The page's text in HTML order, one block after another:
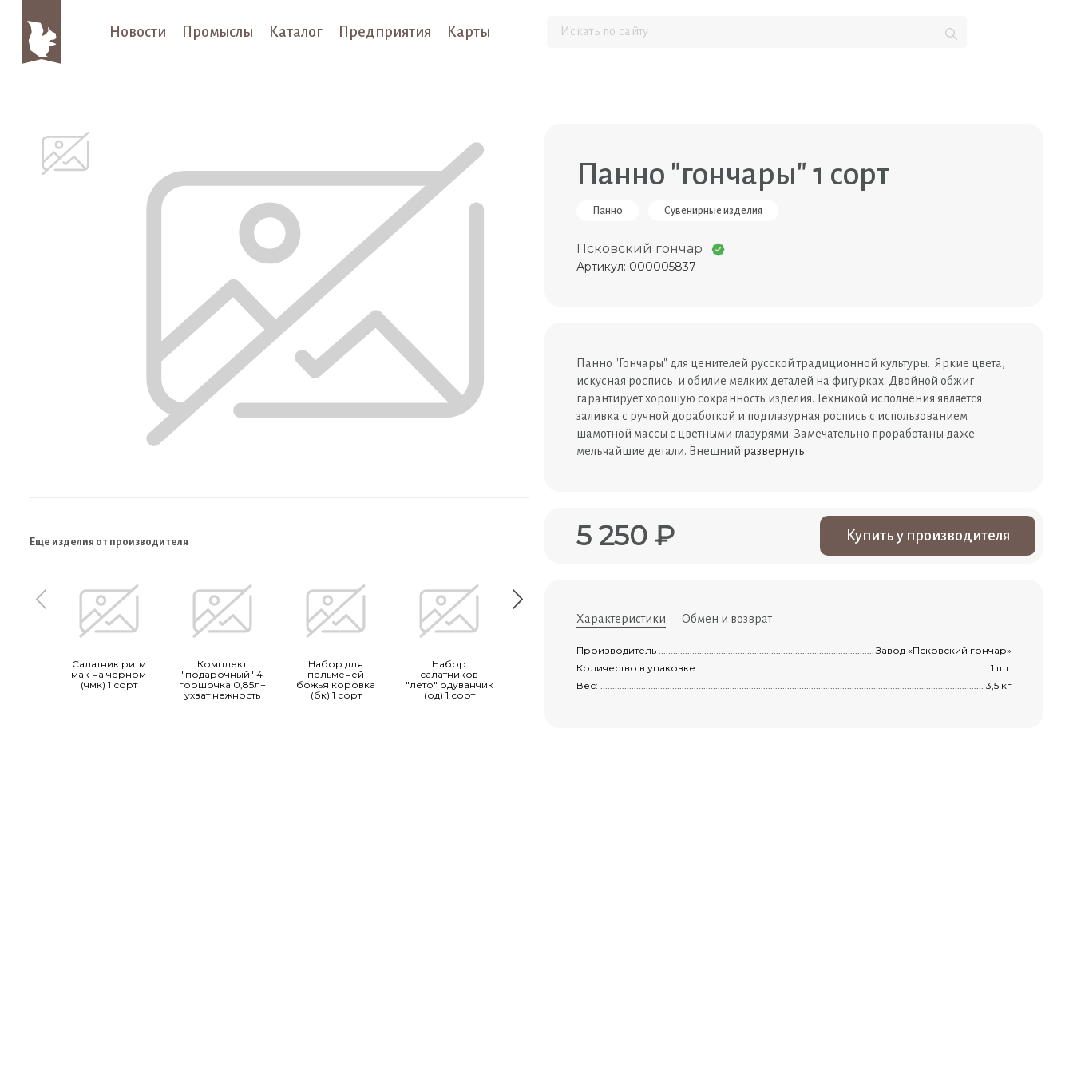
Новости Промыслы Каталог Предприятия Карты
Еще изделия от производителя
Салатник ритм
мак на черном
(чмк) 1 сорт
Комплект
"подарочный" 4
горшочка 0,85л+
ухват нежность
Набор для
пельменей
божья коровка
(бк) 1 сорт
Набор
салатников
"лето" одуванчик
(од) 1 сорт
Ёмкость для
запекания с
крышкой
Миска большая
0,8л 1 сорт
Панно "гончары" 1 сорт
Панно Сувенирные изделия
Псковский гончар
Артикул: 000005837
Панно "Гончары" для ценителей русской традиционной культуры. Яркие цвета,
искусная роспись и обилие мелких деталей на фигурках. Двойной обжиг
гарантирует хорошую сохранность изделия. Техникой исполнения является
заливка с ручной доработкой и подглазурная роспись с использованием
шамотной массы с цветными глазурями. Замечательно проработаны даже
мельчайшие детали. Внешний развернуть
5 250 ₽ Купить у производителя
Характеристики Обмен и возврат
Производитель
Завод «Псковский гончар»
Количество в упаковке
1 шт.
Вес:
3,5 кг